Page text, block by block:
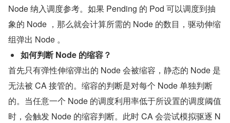
Node 纳入调度参考。如果 Pending 的 Pod 可以调度到抽
象的 Node ，那么就会计算所需的 Node 的数目，驱动伸缩
组弹出 Node 。
如何判断 Node 的缩容？
首先只有弹性伸缩弹出的 Node 会被缩容，静态的 Node 是
无法被 CA 接管的。缩容的判断是对每个 Node 单独判断
的。当任意一个 Node 的调度利用率低于所设置的调度阈值
时，会触发 Node 的缩容判断。此时 CA 会尝试模拟驱逐 N